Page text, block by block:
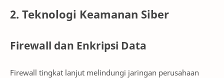
2. Teknologi Keamanan Siber
Firewall dan Enkripsi Data
Firewall tingkat lanjut melindungi jaringan perusahaan